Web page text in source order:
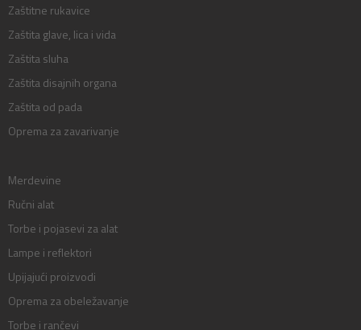
Zaštitne rukavice
Zaštita glave, lica i vida
Zaštita sluha
Zaštita disajnih organa
Zaštita od pada
Oprema za zavarivanje
Merdevine
Ručni alat
Torbe i pojasevi za alat
Lampe i reflektori
Upijajući proizvodi
Oprema za obeležavanje
Torbe i rančevi